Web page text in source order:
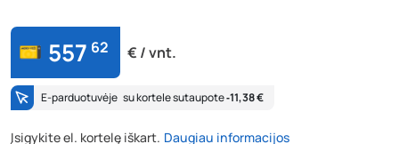
557 62 € / vnt.
E-parduotuvėje su kortele sutaupote‐11,38 €
Įsigykite el. kortelę iškart. Daugiau informacijos